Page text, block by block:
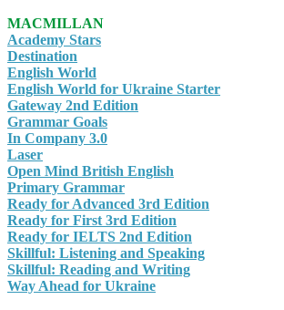
MACMILLAN
Academy Stars
Destination
English World
English World for Ukraine Starter
Gateway 2nd Edition
Grammar Goals
In Company 3.0
Laser
Open Mind British English
Primary Grammar
Ready for Advanced 3rd Edition
Ready for First 3rd Edition
Ready for IELTS 2nd Edition
Skillful: Listening and Speaking
Skillful: Reading and Writing
Way Ahead for Ukraine